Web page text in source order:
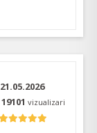
21.05.2026
19101 vizualizari